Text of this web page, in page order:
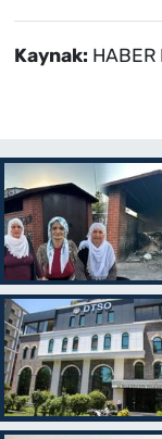
Kaynak: HABER